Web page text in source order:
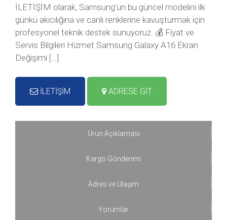
İLETİŞİM olarak, Samsung’un bu güncel modelini ilk
günkü akıcılığına ve canlı renklerine kavuşturmak için
profesyonel teknik destek sunuyoruz. 💰 Fiyat ve
Servis Bilgileri Hizmet Samsung Galaxy A16 Ekran
Değişimi […]
İLETİŞİM ADRESE GİT
Ürün Açıklaması
Kargo Gönderimi
Adres ve Ulaşım
Yorumlar